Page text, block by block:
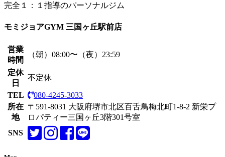
完全１：１指導のパーソナルジム
モミジョアGYM 三国ヶ丘駅前店
営業
時間
（朝）08:00〜（夜）23:59
定休
日
不定休
TEL
080-4245-3033
所在
地
〒591-8031 大阪府堺市北区百舌鳥梅北町1-8-2 新栄プ
ロパティー三国ヶ丘3階301号室
SNS